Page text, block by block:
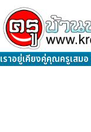
เราอยู่เคียงคู่คุณครูเสมอ